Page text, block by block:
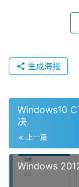
生成海报
Windows10
决
上一篇
Windows